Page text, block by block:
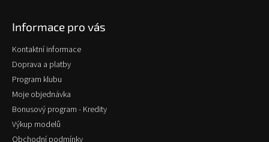
Informace pro vás
Kontaktní informace
Doprava a platby
Program klubu
Moje objednávka
Bonusový program - Kredity
Výkup modelů